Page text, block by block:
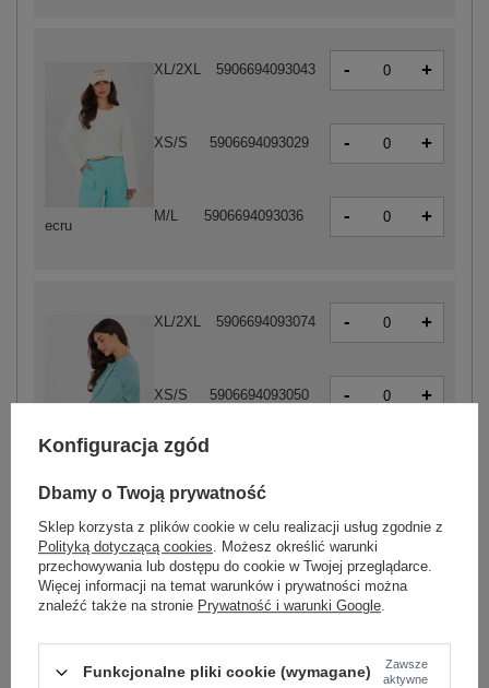
ecru
XL/2XL 5906694093043 - +
XS/S 5906694093029 - +
M/L 5906694093036 - +
XL/2XL 5906694093074 - +
XS/S 5906694093050 - +
XL/2XL 5906694093104 - +
XS/S 5906694093081 - +
Konfiguracja zgód
Dbamy o Twoją prywatność
Sklep korzysta z plików cookie w celu realizacji usług zgodnie z
Polityką dotyczącą cookies. Możesz określić warunki
przechowywania lub dostępu do cookie w Twojej przeglądarce.
Więcej informacji na temat warunków i prywatności można
znaleźć także na stronie Prywatność i warunki Google.
Funkcjonalne pliki cookie (wymagane)
Zawsze
aktywne